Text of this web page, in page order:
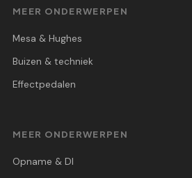
MEER ONDERWERPEN
Mesa & Hughes
Buizen & techniek
Effectpedalen
MEER ONDERWERPEN
Opname & DI